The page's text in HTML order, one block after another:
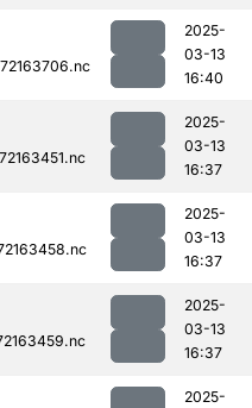
2025-
03-13
16:40
2025-
03-13
16:37
2025-
03-13
16:37
2025-
03-13
16:37
2025-